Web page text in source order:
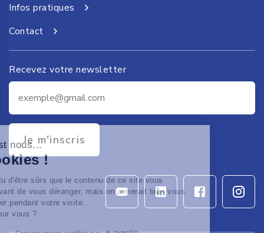
c'est nous...
Cookies !
d'être sûrs que le contenu de ce site vous
avant de vous déranger, mais on aimerait bien vous
pendant votre visite...
pour vous ?
Infos pratiques
Contact
Recevez votre newsletter
Je m'inscris